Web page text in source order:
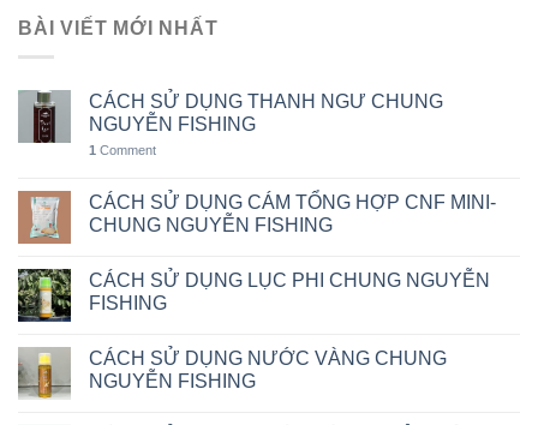
BÀI VIẾT MỚI NHẤT
CÁCH SỬ DỤNG THANH NGƯ CHUNG
NGUYỄN FISHING
1 Comment
CÁCH SỬ DỤNG CÁM TỔNG HỢP CNF MINI-
CHUNG NGUYỄN FISHING
CÁCH SỬ DỤNG LỤC PHI CHUNG NGUYỄN
FISHING
CÁCH SỬ DỤNG NƯỚC VÀNG CHUNG
NGUYỄN FISHING